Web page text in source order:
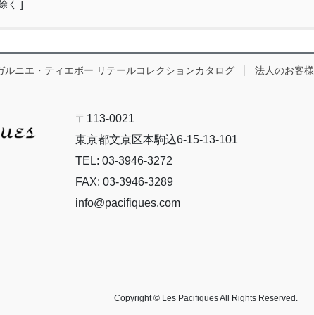
く ]
ルニエ・ティエボー リテールコレクションカタログ 法人のお客様
〒113-0021
東京都文京区本駒込6-15-13-101
TEL: 03-3946-3272
FAX: 03-3946-3289
info@pacifiques.com
Copyright © Les Pacifiques All Rights Reserved.